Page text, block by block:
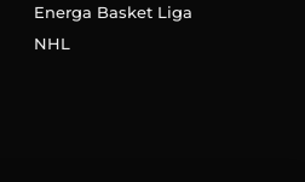
Energa Basket Liga
NHL